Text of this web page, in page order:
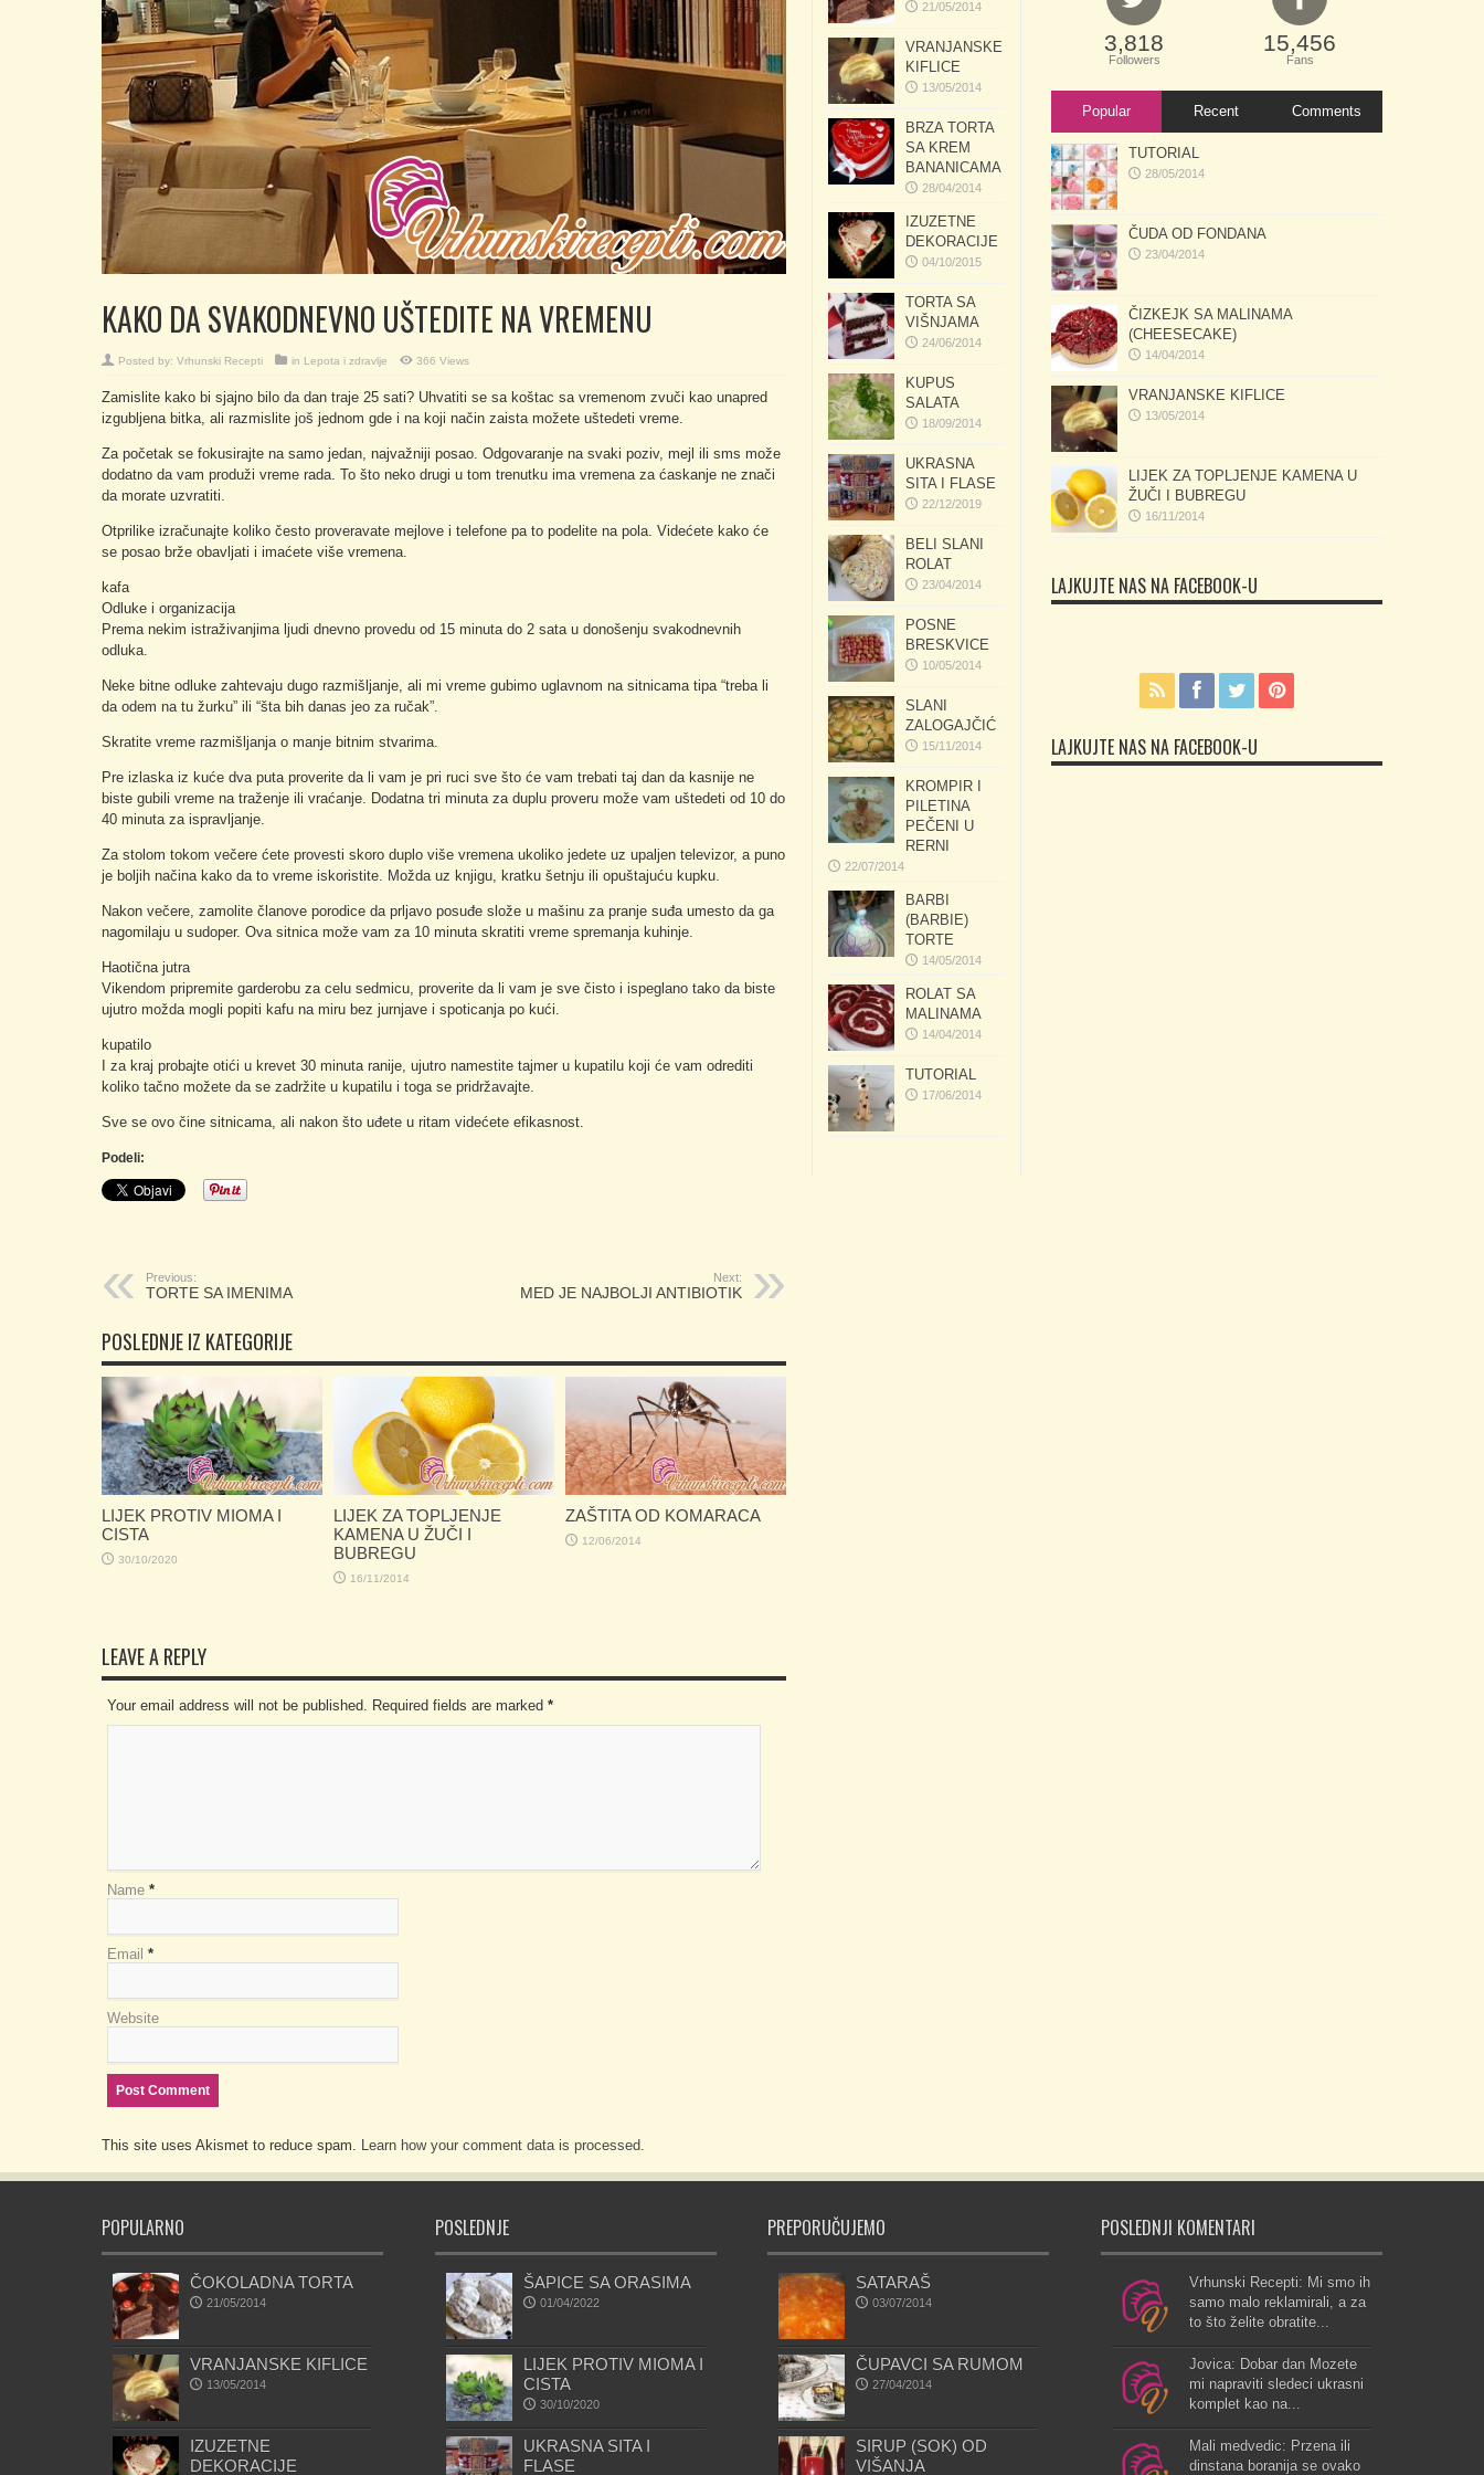
KAKO DA SVAKODNEVNO UŠTEDITE NA VREMENU
Posted by: Vrhunski Recepti in Lepota i zdravlje 366 Views
Zamislite kako bi sjajno bilo da dan traje 25 sati? Uhvatiti se sa koštac sa vremenom zvuči kao unapred
izgubljena bitka, ali razmislite još jednom gde i na koji način zaista možete uštedeti vreme.
Za početak se fokusirajte na samo jedan, najvažniji posao. Odgovaranje na svaki poziv, mejl ili sms može
dodatno da vam produži vreme rada. To što neko drugi u tom trenutku ima vremena za ćaskanje ne znači
da morate uzvratiti.
Otprilike izračunajte koliko često proveravate mejlove i telefone pa to podelite na pola. Videćete kako će
se posao brže obavljati i imaćete više vremena.
kafa
Odluke i organizacija
Prema nekim istraživanjima ljudi dnevno provedu od 15 minuta do 2 sata u donošenju svakodnevnih
odluka.
Neke bitne odluke zahtevaju dugo razmišljanje, ali mi vreme gubimo uglavnom na sitnicama tipa “treba li
da odem na tu žurku” ili “šta bih danas jeo za ručak”.
Skratite vreme razmišljanja o manje bitnim stvarima.
Pre izlaska iz kuće dva puta proverite da li vam je pri ruci sve što će vam trebati taj dan da kasnije ne
biste gubili vreme na traženje ili vraćanje. Dodatna tri minuta za duplu proveru može vam uštedeti od 10 do
40 minuta za ispravljanje.
Za stolom tokom večere ćete provesti skoro duplo više vremena ukoliko jedete uz upaljen televizor, a puno
je boljih načina kako da to vreme iskoristite. Možda uz knjigu, kratku šetnju ili opuštajuću kupku.
Nakon večere, zamolite članove porodice da prljavo posuđe slože u mašinu za pranje suđa umesto da ga
nagomilaju u sudoper. Ova sitnica može vam za 10 minuta skratiti vreme spremanja kuhinje.
Haotična jutra
Vikendom pripremite garderobu za celu sedmicu, proverite da li vam je sve čisto i ispeglano tako da biste
ujutro možda mogli popiti kafu na miru bez jurnjave i spoticanja po kući.
kupatilo
I za kraj probajte otići u krevet 30 minuta ranije, ujutro namestite tajmer u kupatilu koji će vam odrediti
koliko tačno možete da se zadržite u kupatilu i toga se pridržavajte.
Sve se ovo čine sitnicama, ali nakon što uđete u ritam videćete efikasnost.
Podeli:
Previous:
TORTE SA IMENIMA
Next:
MED JE NAJBOLJI ANTIBIOTIK
POSLEDNJE IZ KATEGORIJE
LIJEK PROTIV MIOMA I
CISTA
30/10/2020
LIJEK ZA TOPLJENJE
KAMENA U ŽUČI I
BUBREGU
16/11/2014
ZAŠTITA OD KOMARACA
12/06/2014
LEAVE A REPLY
Your email address will not be published. Required fields are marked *
Name *
Email *
Website
This site uses Akismet to reduce spam. Learn how your comment data is processed.
21/05/2014
VRANJANSKE
KIFLICE
13/05/2014
BRZA TORTA
SA KREM
BANANICAMA
28/04/2014
IZUZETNE
DEKORACIJE
04/10/2015
TORTA SA
VIŠNJAMA
24/06/2014
KUPUS
SALATA
18/09/2014
UKRASNA
SITA I FLASE
22/12/2019
BELI SLANI
ROLAT
23/04/2014
POSNE
BRESKVICE
10/05/2014
SLANI
ZALOGAJČIĆ
15/11/2014
KROMPIR I
PILETINA
PEČENI U
RERNI
22/07/2014
BARBI
(BARBIE)
TORTE
14/05/2014
ROLAT SA
MALINAMA
14/04/2014
TUTORIAL
17/06/2014
3,818
Followers
15,456
Fans
Popular Recent Comments
TUTORIAL
28/05/2014
ČUDA OD FONDANA
23/04/2014
ČIZKEJK SA MALINAMA
(CHEESECAKE)
14/04/2014
VRANJANSKE KIFLICE
13/05/2014
LIJEK ZA TOPLJENJE KAMENA U
ŽUČI I BUBREGU
16/11/2014
LAJKUJTE NAS NA FACEBOOK-U
LAJKUJTE NAS NA FACEBOOK-U
POPULARNO
ČOKOLADNA TORTA
21/05/2014
VRANJANSKE KIFLICE
13/05/2014
IZUZETNE
DEKORACIJE
POSLEDNJE
ŠAPICE SA ORASIMA
01/04/2022
LIJEK PROTIV MIOMA I
CISTA
30/10/2020
UKRASNA SITA I
FLASE
PREPORUČUJEMO
SATARAŠ
03/07/2014
ČUPAVCI SA RUMOM
27/04/2014
SIRUP (SOK) OD
VIŠANJA
POSLEDNJI KOMENTARI
Vrhunski Recepti: Mi smo ih
samo malo reklamirali, a za
to što želite obratite...
Jovica: Dobar dan Mozete
mi napraviti sledeci ukrasni
komplet kao na...
Mali medvedic: Przena ili
dinstana boranija se ovako